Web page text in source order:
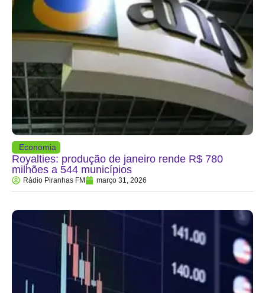
Economia
Royalties: produção de janeiro rende R$ 780
milhões a 544 municípios
Rádio Piranhas FM março 31, 2026